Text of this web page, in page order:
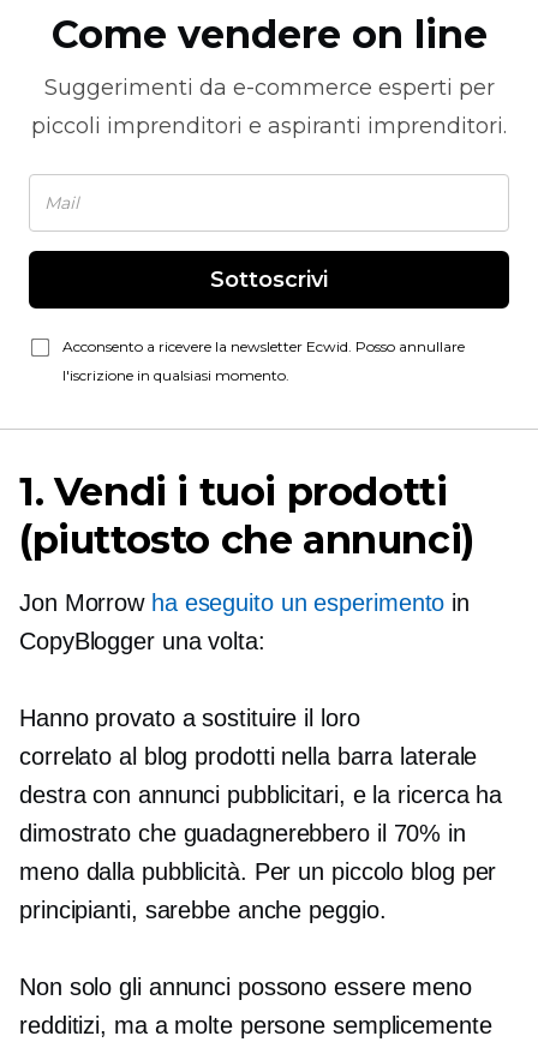
Come vendere on line
Suggerimenti da e-commerce esperti per
piccoli imprenditori e aspiranti imprenditori.
Sottoscrivi
Acconsento a ricevere la newsletter Ecwid. Posso annullare
l'iscrizione in qualsiasi momento.
1. Vendi i tuoi prodotti
(piuttosto che annunci)
Jon Morrow ha eseguito un esperimento in
CopyBlogger una volta:
Hanno provato a sostituire il loro
correlato al blog prodotti nella barra laterale
destra con annunci pubblicitari, e la ricerca ha
dimostrato che guadagnerebbero il 70% in
meno dalla pubblicità. Per un piccolo blog per
principianti, sarebbe anche peggio.
Non solo gli annunci possono essere meno
redditizi, ma a molte persone semplicemente